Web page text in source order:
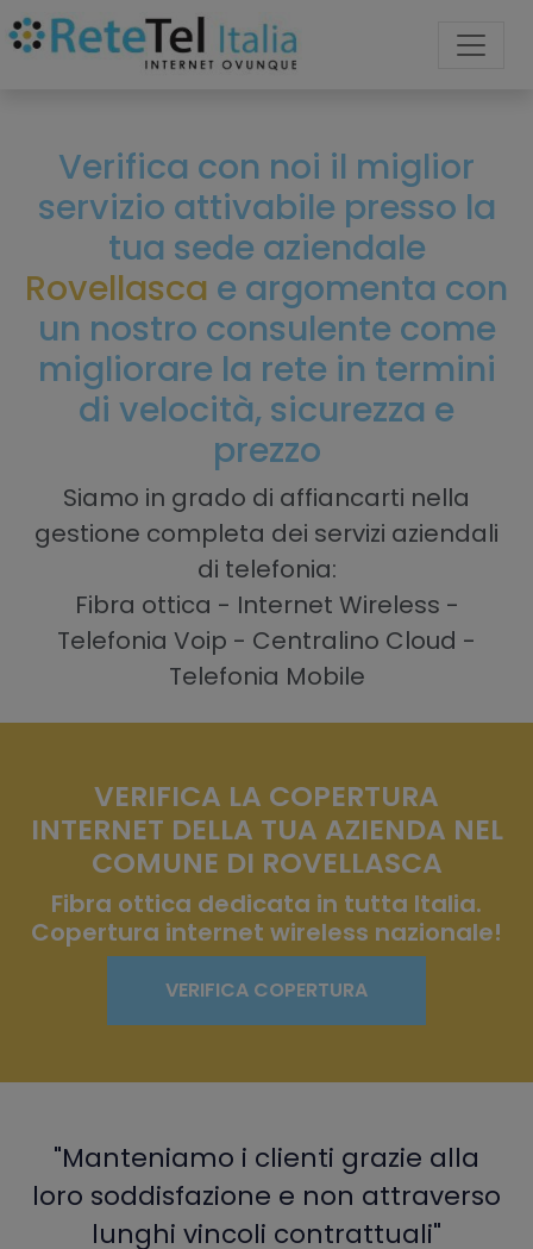
Verifica con noi il miglior
servizio attivabile presso la
tua sede aziendale
Rovellasca e argomenta con
un nostro consulente come
migliorare la rete in termini
di velocità, sicurezza e
prezzo
Siamo in grado di affiancarti nella
gestione completa dei servizi aziendali
di telefonia:
Fibra ottica - Internet Wireless -
Telefonia Voip - Centralino Cloud -
Telefonia Mobile
VERIFICA LA COPERTURA
INTERNET DELLA TUA AZIENDA NEL
COMUNE DI ROVELLASCA
Fibra ottica dedicata in tutta Italia.
Copertura internet wireless nazionale!
VERIFICA COPERTURA
"Manteniamo i clienti grazie alla
loro soddisfazione e non attraverso
lunghi vincoli contrattuali"